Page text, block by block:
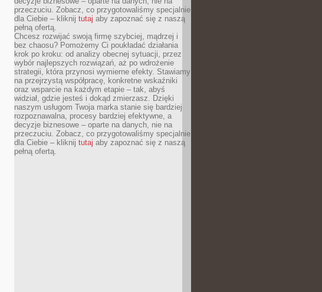
przeczuciu. Zobacz, co przygotowaliśmy specjalnie
dla Ciebie – kliknij tutaj aby zapoznać się z naszą
pełną ofertą.
Chcesz rozwijać swoją firmę szybciej, mądrzej i
bez chaosu? Pomożemy Ci poukładać działania
krok po kroku: od analizy obecnej sytuacji, przez
wybór najlepszych rozwiązań, aż po wdrożenie
strategii, która przynosi wymierne efekty. Stawiamy
na przejrzystą współpracę, konkretne wskaźniki
oraz wsparcie na każdym etapie – tak, abyś
widział, gdzie jesteś i dokąd zmierzasz. Dzięki
naszym usługom Twoja marka stanie się bardziej
rozpoznawalna, procesy bardziej efektywne, a
decyzje biznesowe – oparte na danych, nie na
przeczuciu. Zobacz, co przygotowaliśmy specjalnie
dla Ciebie – kliknij tutaj aby zapoznać się z naszą
pełną ofertą.